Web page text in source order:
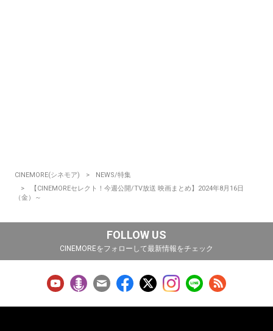
CINEMORE(シネモア)
NEWS/特集
【CINEMOREセレクト！今週公開/TV放送 映画まとめ】2024年8月16日
（金）～
FOLLOW US
CINEMOREをフォローして最新情報をチェック